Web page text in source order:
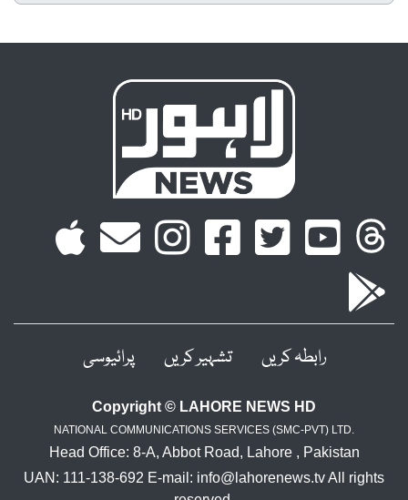
رابطہ کریں تشہیر کریں پرائیوسی
Copyright © LAHORE NEWS HD
NATIONAL COMMUNICATIONS SERVICES (SMC-PVT) LTD.
Head Office: 8-A, Abbot Road, Lahore , Pakistan
UAN: 111-138-692 E-mail: info@lahorenews.tv All rights